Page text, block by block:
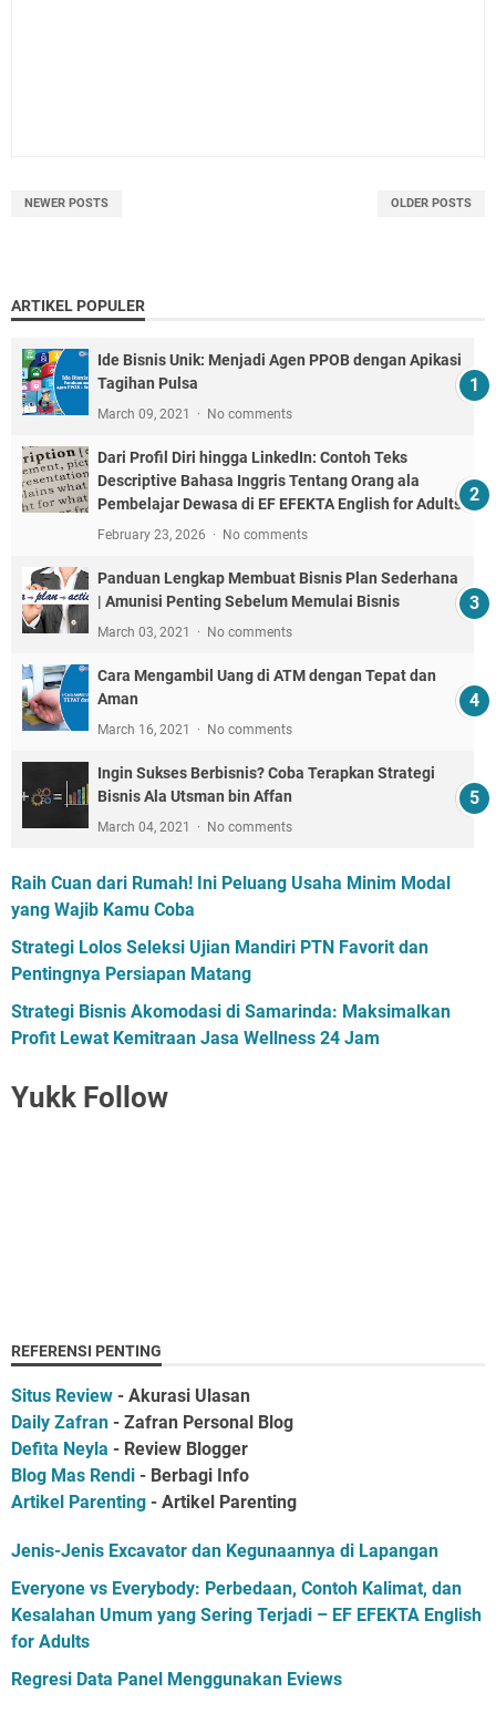
NEWER POSTS OLDER POSTS
ARTIKEL POPULER
Ide Bisnis Unik: Menjadi Agen PPOB dengan Apikasi
Tagihan Pulsa
March 09, 2021 No comments
Dari Profil Diri hingga LinkedIn: Contoh Teks
Descriptive Bahasa Inggris Tentang Orang ala
Pembelajar Dewasa di EF EFEKTA English for Adults
February 23, 2026 No comments
Panduan Lengkap Membuat Bisnis Plan Sederhana
| Amunisi Penting Sebelum Memulai Bisnis
March 03, 2021 No comments
Cara Mengambil Uang di ATM dengan Tepat dan
Aman
March 16, 2021 No comments
Ingin Sukses Berbisnis? Coba Terapkan Strategi
Bisnis Ala Utsman bin Affan
March 04, 2021 No comments
Raih Cuan dari Rumah! Ini Peluang Usaha Minim Modal
yang Wajib Kamu Coba
Strategi Lolos Seleksi Ujian Mandiri PTN Favorit dan
Pentingnya Persiapan Matang
Strategi Bisnis Akomodasi di Samarinda: Maksimalkan
Profit Lewat Kemitraan Jasa Wellness 24 Jam
Yukk Follow
REFERENSI PENTING
Situs Review - Akurasi Ulasan
Daily Zafran - Zafran Personal Blog
Defita Neyla - Review Blogger
Blog Mas Rendi - Berbagi Info
Artikel Parenting - Artikel Parenting
Jenis-Jenis Excavator dan Kegunaannya di Lapangan
Everyone vs Everybody: Perbedaan, Contoh Kalimat, dan
Kesalahan Umum yang Sering Terjadi – EF EFEKTA English
for Adults
Regresi Data Panel Menggunakan Eviews